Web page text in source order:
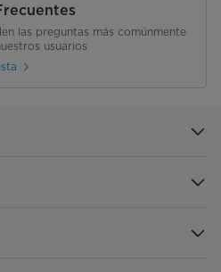
las preguntas más comúnmente
usuarios